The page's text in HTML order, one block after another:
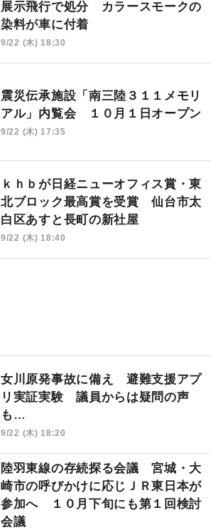
展示飛行で処分 カラースモークの
染料が車に付着
9/22 (木) 18:30
震災伝承施設「南三陸３１１メモリ
アル」内覧会 １０月１日オープン
9/22 (木) 17:35
ｋｈｂが日経ニューオフィス賞・東
北ブロック最高賞を受賞 仙台市太
白区あすと長町の新社屋
9/22 (木) 18:40
女川原発事故に備え 避難支援アプ
リ実証実験 議員からは疑問の声
も…
9/22 (木) 18:20
陸羽東線の存続探る会議 宮城・大
崎市の呼びかけに応じＪＲ東日本が
参加へ １０月下旬にも第１回検討
会議